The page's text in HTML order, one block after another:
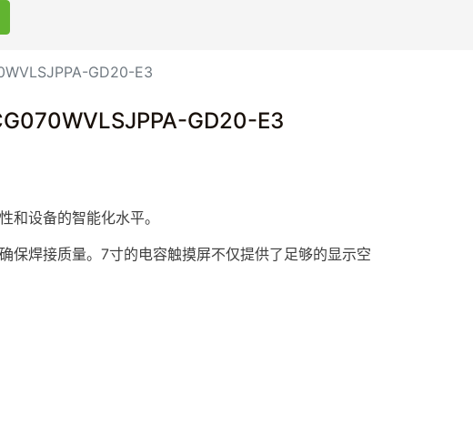
GD20-E3
GD20-E3
和设备的智能化水平。
保焊接质量。7寸的电容触摸屏不仅提供了足够的显示空